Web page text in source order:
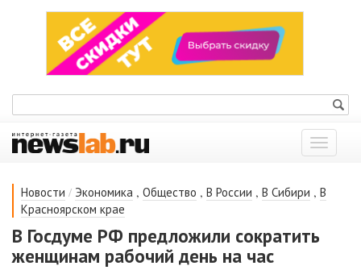
Показать
меню
Новости / Экономика , Общество , В России , В Сибири , В
Красноярском крае
В Госдуме РФ предложили сократить
женщинам рабочий день на час